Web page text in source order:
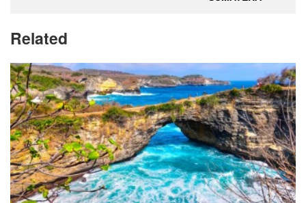
Related